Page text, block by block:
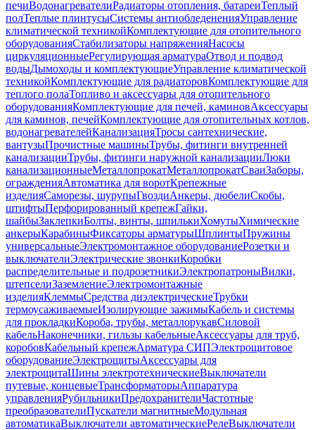
печиВодонагревателиРадиаторы отопления, батареиТеплый
полТеплые плинтусыСистемы антиобледененияУправление
климатической техникойКомплектующие для отопительного
оборудованияСтабилизаторы напряженияНасосы
циркуляционныеРегулирующая арматураОтвод и подвод
водыДымоходы и комплектующиеУправление климатической
техникойКомплектующие для радиаторовКомплектующие для
теплого полаТопливо и аксессуары для отопительного
оборудованияКомплектующие для печей, каминовАксессуары
для каминов, печейКомплектующие для отопительных котлов,
водонагревателейКанализацияТросы сантехнические,
вантузыПрочистные машиныТрубы, фитинги внутренней
канализацииТрубы, фитинги наружной канализацииЛюки
канализационныеМеталлопрокатМеталлопрокатСваиЗаборы,
огражденияАвтоматика для воротКрепежные
изделияСаморезы, шурупыГвоздиАнкеры, дюбелиСкобы,
штифтыПерфорированный крепежГайки,
шайбыЗаклепкиБолты, винты, шпилькиХомутыХимические
анкерыКарабиныФиксаторы арматурыШплинтыПружины
универсальныеЭлектромонтажное оборудованиеРозетки и
выключателиЭлектрические звонкиКоробки
распределительные и подрозетникиЭлектропатроныВилки,
штепселиЗаземлениеЭлектромонтажные
изделияКлеммыСредства диэлектрическиеТрубки
термоусаживаемыеИзолирующие зажимыКабель и системы
для прокладкиКороба, трубы, металлорукавСиловой
кабельНаконечники, гильзы кабельныеАксессуары для труб,
коробовКабельный крепежАрматура СИПЭлектрощитовое
оборудованиеЭлектрощитыАксессуары для
электрощитаШины электротехническиеВыключатели
путевые, концевыеТрансформаторыАппаратура
управленияРубильникиПредохранителиЧастотные
преобразователиПускатели магнитныеМодульная
автоматикаВыключатели автоматическиеРелеВыключатели